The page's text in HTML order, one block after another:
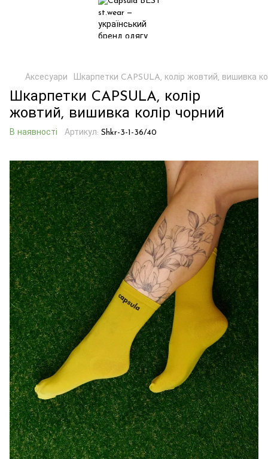
Аксесуари Шкарпетки CAPSULA, колір жовтий, вишивка
Шкарпетки CAPSULA, колір
жовтий, вишивка колір чорний
В наявності Артикул: Shkr-3-1-36/40